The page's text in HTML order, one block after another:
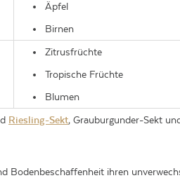
Äpfel
Birnen
Zitrusfrüchte
Tropische Früchte
Blumen
Riesling-Sekt, Grauburgunder-Sekt
ihren